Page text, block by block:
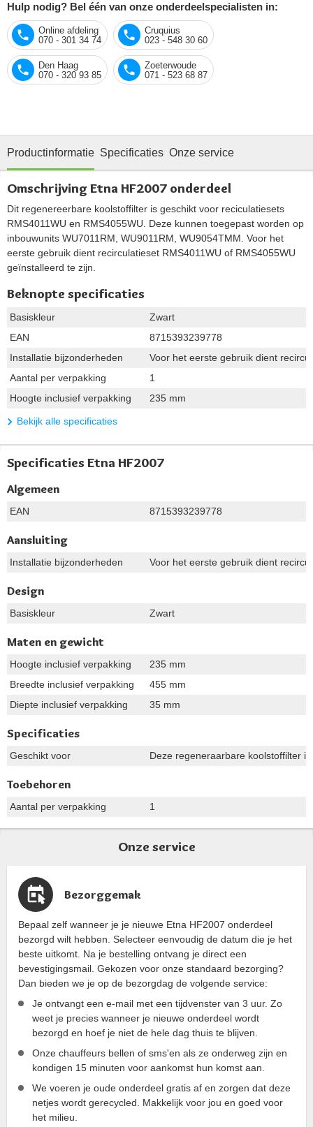
Hulp nodig? Bel één van onze onderdeelspecialisten in:
Online afdeling
070 - 301 34 74
Cruquius
023 - 548 30 60
Den Haag
070 - 320 93 85
Zoeterwoude
071 - 523 68 87
Productinformatie Specificaties Onze service
Omschrijving Etna HF2007 onderdeel
Dit regenereerbare koolstoffilter is geschikt voor reciculatiesets
RMS4011WU en RMS4055WU. Deze kunnen toegepast worden op
inbouwunits WU7011RM, WU9011RM, WU9054TMM. Voor het
eerste gebruik dient recirculatieset RMS4011WU of RMS4055WU
geïnstalleerd te zijn.
Beknopte specificaties
Basiskleur
Zwart
EAN
8715393239778
Installatie bijzonderheden
Voor het eerste gebruik dient
Aantal per verpakking
1
Hoogte inclusief verpakking
235 mm
Bekijk alle specificaties
Specificaties Etna HF2007
Algemeen
EAN 8715393239778
Aansluiting
Installatie bijzonderheden Voor het eerste gebruik dient
Design
Basiskleur Zwart
Maten en gewicht
Hoogte inclusief verpakking
235 mm
Breedte inclusief verpakking
455 mm
Diepte inclusief verpakking
35 mm
Specificaties
Geschikt voor Deze regeneraarbare koolstoffilter
Toebehoren
Aantal per verpakking 1
Onze service
Bezorggemak
Bepaal zelf wanneer je je nieuwe Etna HF2007 onderdeel
bezorgd wilt hebben. Selecteer eenvoudig de datum die je het
beste uitkomt. Na je bestelling ontvang je direct een
bevestigingsmail. Gekozen voor onze standaard bezorging?
Dan bieden we je op de bezorgdag de volgende service:
Je ontvangt een e-mail met een tijdvenster van 3 uur. Zo
weet je precies wanneer je nieuwe onderdeel wordt
bezorgd en hoef je niet de hele dag thuis te blijven.
Onze chauffeurs bellen of sms'en als ze onderweg zijn en
kondigen 15 minuten voor aankomst hun komst aan.
We voeren je oude onderdeel gratis af en zorgen dat deze
netjes wordt gerecycled. Makkelijk voor jou en goed voor
het milieu.